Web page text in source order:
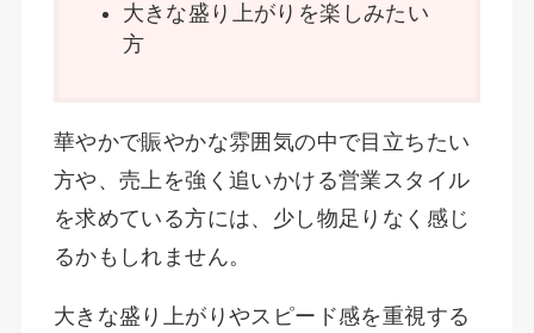
大きな盛り上がりを楽しみたい
方
華やかで賑やかな雰囲気の中で目立ちたい
方や、売上を強く追いかける営業スタイル
を求めている方には、少し物足りなく感じ
るかもしれません。
大きな盛り上がりやスピード感を重視する